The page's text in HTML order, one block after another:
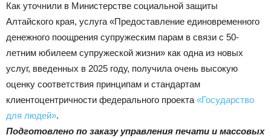
Как уточнили в Министерстве социальной защиты
Алтайского края, услуга «Предоставление единовременного
денежного поощрения супружеским парам в связи с 50-
летним юбилеем супружеской жизни» как одна из новых
услуг, введенных в 2025 году, получила очень высокую
оценку соответствия принципам и стандартам
клиентоцентричности федерального проекта «Государство
для людей».
Подготовлено по заказу управления печати и массовых